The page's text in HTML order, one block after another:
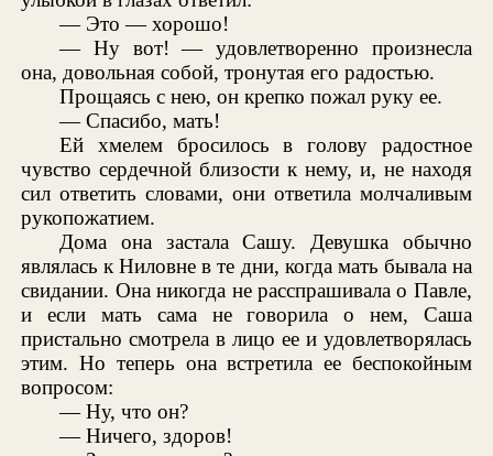
— Это — хорошо!
— Ну вот! — удовлетворенно произнесла
она, довольная собой, тронутая его радостью.
Прощаясь с нею, он крепко пожал руку ее.
— Спасибо, мать!
Ей хмелем бросилось в голову радостное
чувство сердечной близости к нему, и, не находя
сил ответить словами, они ответила молчаливым
рукопожатием.
Дома она застала Сашу. Девушка обычно
являлась к Ниловне в те дни, когда мать бывала на
свидании. Она никогда не расспрашивала о Павле,
и если мать сама не говорила о нем, Саша
пристально смотрела в лицо ее и удовлетворялась
этим. Но теперь она встретила ее беспокойным
вопросом:
— Ну, что он?
— Ничего, здоров!